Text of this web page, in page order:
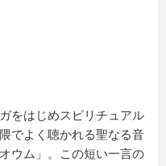
をはじめスピリチュアル
でよく聴かれる聖なる音
オウム」。この短い一言の